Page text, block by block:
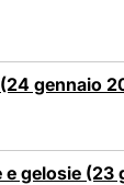
gennaio
gelosie (23